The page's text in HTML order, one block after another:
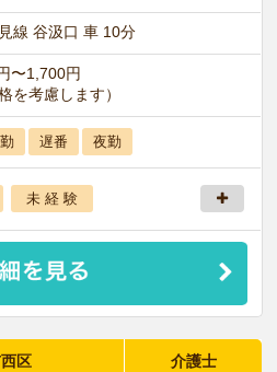
線 谷汲口 車 10分
〜1,700円
を考慮します）
遅番 夜勤
未 経 験
区 介護士